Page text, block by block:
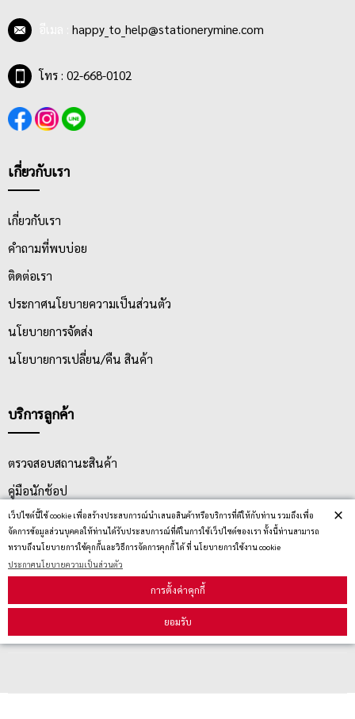
เว็ปไซต์นี้ใช้ cookie เพื่อสร้างประสบการณ์นำเสนอสินค้าหรือบริการที่ดีให้กับท่าน รวมถึงเพื่อ
จัดการข้อมูลส่วนบุคคลให้ท่านได้รับประสบการณ์ที่ดีในการใช้เว็ปไซต์ของเรา ทั้งนี้ท่านสามารถ
ทราบถึงนโยบายการใช้คุกกี้และวิธีการจัดการคุกกี้ ได้ ที่ นโยบายการใช้งาน cookie
ประกาศนโยบายความเป็นส่วนตัว
การตั้งค่าคุกกี้
ยอมรับ
×
happy_to_help@stationerymine.com
โทร : 02-668-0102
เกี่ยวกับเรา
เกี่ยวกับเรา
คำถามที่พบบ่อย
ติดต่อเรา
ประกาศนโยบายความเป็นส่วนตัว
นโยบายการจัดส่ง
นโยบายการเปลี่ยน/คืน สินค้า
บริการลูกค้า
ตรวจสอบสถานะสินค้า
คู่มือนักช้อป
วิธีลบคุกกี้
สมัครรับข่าวสาร
รับข่าวสาร